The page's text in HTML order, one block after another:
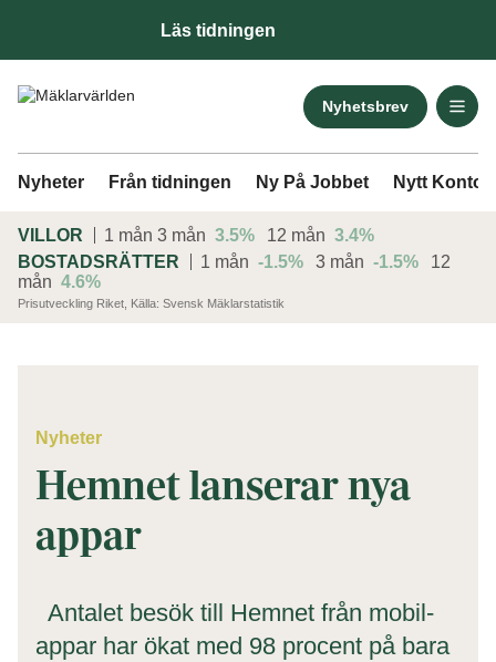
Läs tidningen
Nyhetsbrev
Nyheter Från tidningen Ny På Jobbet Nytt Kontor
VILLOR 1 mån 3 mån 3.5% 12 mån 3.4%
BOSTADSRÄTTER
1 mån -1.5% 3 mån -1.5%
12
mån 4.6%
Prisutveckling Riket, Källa: Svensk Mäklarstatistik
ANNONS
Nyheter
Hemnet lanserar nya
appar
Antalet besök till Hemnet från mobil-
appar har ökat med 98 procent på bara